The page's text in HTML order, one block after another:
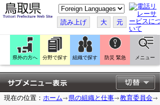
こ
の
ペ
ー
ジ
翻
訳
す
る
読み上げ 大 元
県外の方へ 分野で探す 組織で探す 防災 緊急 メニュー
現在の位置： ホーム 県の組織と仕事
教育委員会